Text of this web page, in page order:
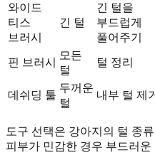
와이드
티스
브러시
긴 털
긴 털을
부드럽게
풀어주기
핀 브러시
모든
털
털 정리
데쉬딩 툴
두꺼운
털
내부 털 제
도구 선택은 강아지의 털 종
피부가 민감한 경우 부드러